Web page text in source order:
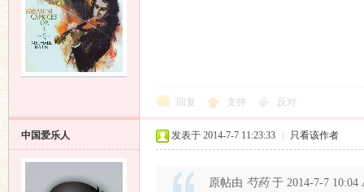
回复 支持 反对
中国爱乐人 发表于 2014-7-7 11:23:33 只看该作者
原帖由 芍药于 2014-7-7